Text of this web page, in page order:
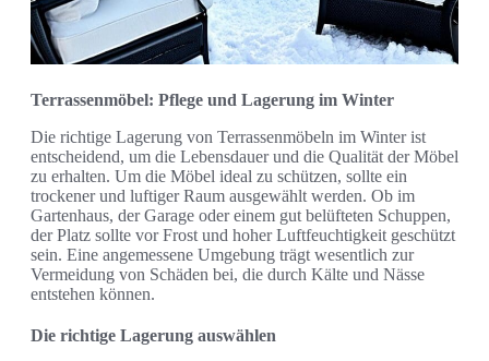
Terrassenmöbel: Pflege und Lagerung im Winter
Die richtige Lagerung von Terrassenmöbeln im Winter ist
entscheidend, um die Lebensdauer und die Qualität der Möbel
zu erhalten. Um die Möbel ideal zu schützen, sollte ein
trockener und luftiger Raum ausgewählt werden. Ob im
Gartenhaus, der Garage oder einem gut belüfteten Schuppen,
der Platz sollte vor Frost und hoher Luftfeuchtigkeit geschützt
sein. Eine angemessene Umgebung trägt wesentlich zur
Vermeidung von Schäden bei, die durch Kälte und Nässe
entstehen können.
Die richtige Lagerung auswählen